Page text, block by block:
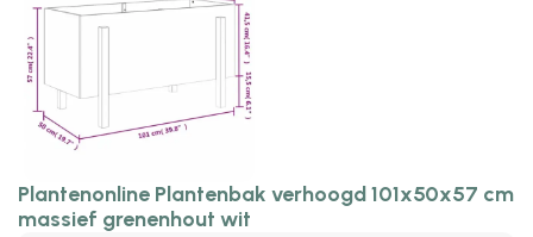
Plantenonline Plantenbak verhoogd 101x50x57 cm
massief grenenhout wit